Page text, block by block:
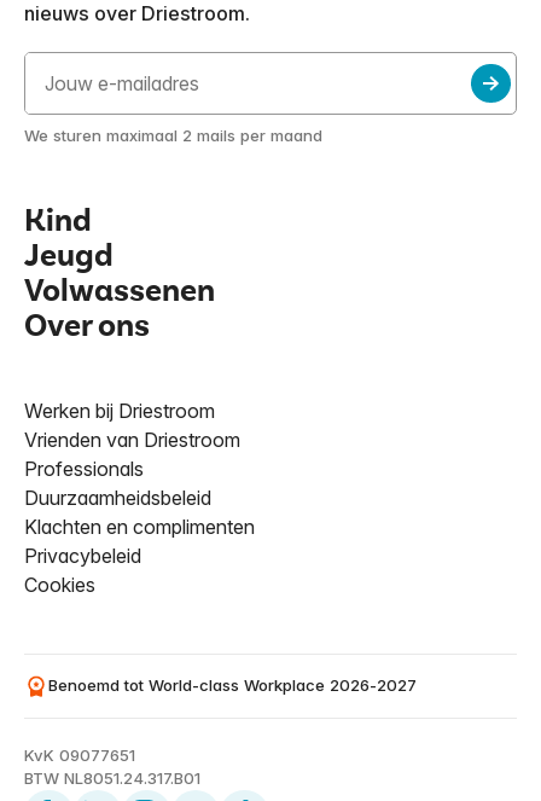
nieuws over Driestroom.
We sturen maximaal 2 mails per maand
Kind
Jeugd
Volwassenen
Over ons
Werken bij Driestroom
Vrienden van Driestroom
Professionals
Duurzaamheidsbeleid
Klachten en complimenten
Privacybeleid
Cookies
Benoemd tot World-class Workplace 2026-2027
KvK 09077651
BTW NL8051.24.317.B01